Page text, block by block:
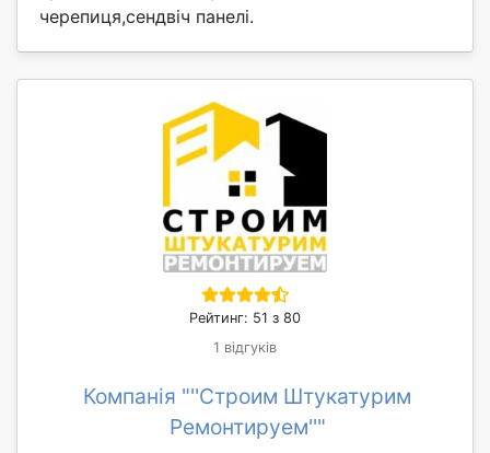
черепиця,сендвіч панелі.
Рейтинг: 51 з 80
1 відгуків
Компанія "''Строим Штукатурим
Ремонтируем''"